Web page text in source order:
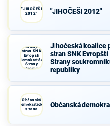
"JIHOČEŠI
2012"
"JIHOČEŠI 2012"
politických
stran SNK
Evropští
demokraté a
Strany
soukromníků
Jihočeská koalice
stran SNK
Strany
republiky
Občanská
demokratická
strana
Občanská